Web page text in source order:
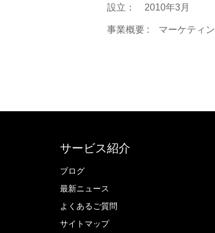
設立： 2010年3月
事業概要 : マーケティン
サービス紹介
ブログ
最新ニュース
よくあるご質問
サイトマップ